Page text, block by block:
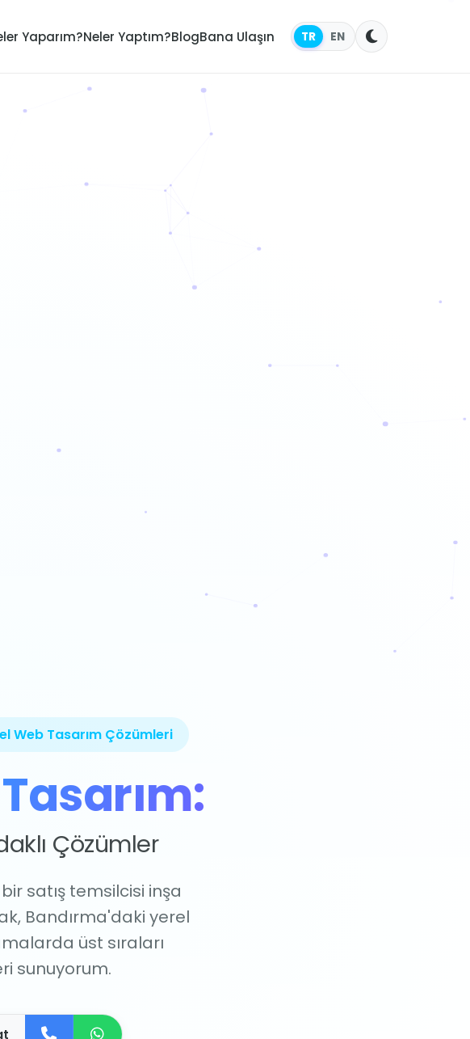
Yaparım?Neler Yaptım?BlogBana Ulaşın TR EN
Web Tasarım Çözümleri
Çözümler
satış temsilcisi inşa
Bandırma'daki yerel
üst sıraları
sunuyorum.